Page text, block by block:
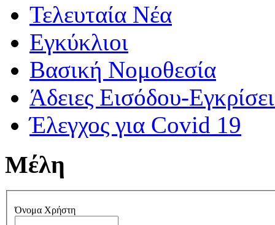
Τελευταία Νέα
Εγκύκλιοι
Βασική Νομοθεσία
Άδειες Εισόδου-
Έλεγχος για Covid 19
Μέλη
Όνομα Χρήστη